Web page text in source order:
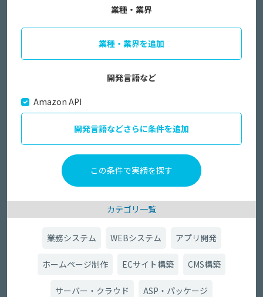
業種・業界
業種・業界を追加
開発言語など
Amazon API
開発言語などさらに条件を追加
カテゴリ一覧
業務システム WEBシステム アプリ開発
ホームページ制作 ECサイト構築 CMS構築
サーバー・クラウド ASP・パッケージ